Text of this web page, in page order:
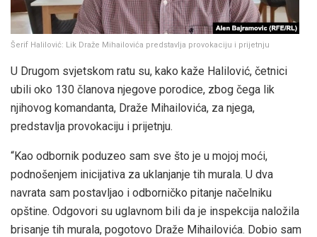
Šerif Halilović: Lik Draže Mihailovića predstavlja provokaciju i prijetnju
U Drugom svjetskom ratu su, kako kaže Halilović, četnici
ubili oko 130 članova njegove porodice, zbog čega lik
njihovog komandanta, Draže Mihailovića, za njega,
predstavlja provokaciju i prijetnju.
“Kao odbornik poduzeo sam sve što je u mojoj moći,
podnošenjem inicijativa za uklanjanje tih murala. U dva
navrata sam postavljao i odborničko pitanje načelniku
opštine. Odgovori su uglavnom bili da je inspekcija naložila
brisanje tih murala, pogotovo Draže Mihailovića. Dobio sam